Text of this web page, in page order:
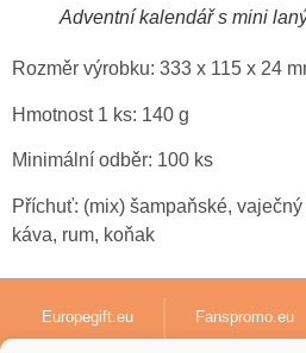
Adventní kalendář s mini
Rozměr výrobku: 333 x 115 x 24
Hmotnost 1 ks: 140 g
Minimální odběr: 100 ks
Příchuť: (mix) šampaňské,
káva, rum, koňak
Europegift.eu Fanspromo.eu